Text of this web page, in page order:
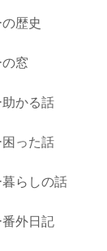
歴史
窓
かる話
った話
らしの話
外日記